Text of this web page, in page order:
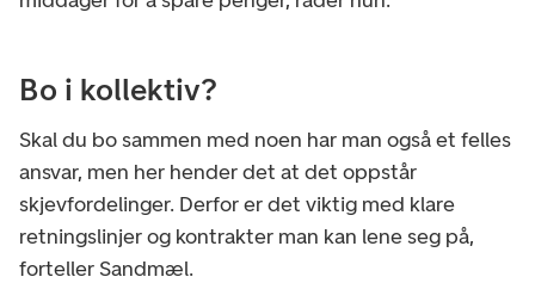
Bo i kollektiv?
Skal du bo sammen med noen har man også et felles
ansvar, men her hender det at det oppstår
skjevfordelinger. Derfor er det viktig med klare
retningslinjer og kontrakter man kan lene seg på,
forteller Sandmæl.